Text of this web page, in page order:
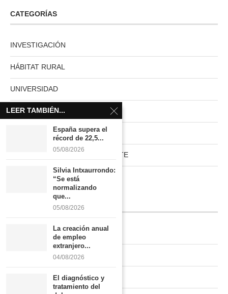
CATEGORÍAS
INVESTIGACIÓN
HÁBITAT RURAL
UNIVERSIDAD
MUNDO ACTUAL
PAISES NUVE
HABITAT RURAL AUTOSUFICIENTE
INFORMACIÓN
Quiénes somos
LEER TAMBIÉN...
España supera el
récord de 22,5...
05/08/2026
Silvia Intxaurrondo:
“Se está
normalizando
que...
05/08/2026
La creación anual
de empleo
extranjero...
04/08/2026
El diagnóstico y
tratamiento del